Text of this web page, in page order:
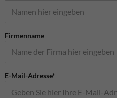
Firmenname
E-Mail-Adresse*